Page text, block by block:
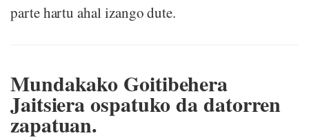
parte hartu ahal izango dute.
Mundakako Goitibehera
Jaitsiera ospatuko da datorren
zapatuan.